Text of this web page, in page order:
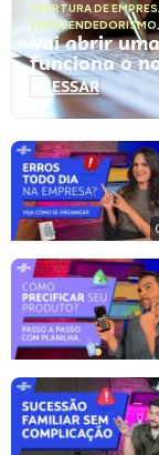
ABERTURA DE
EMPREENDEDORISMO,
Vai abrir
funciona o
ACESSAR